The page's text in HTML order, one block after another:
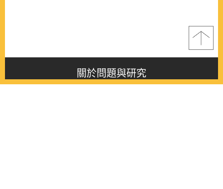
關於問題與研究
About this journal